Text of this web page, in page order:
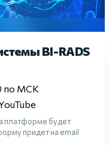
BI-RADS
по МСК
платформе будет
придет на email